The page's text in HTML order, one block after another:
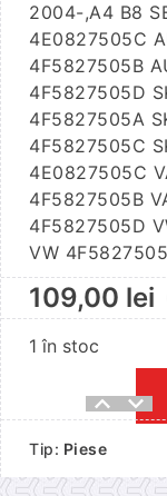
2004-,A4 B8
4E0827505C
4F5827505B
4F5827505D
4F5827505A
4F5827505C
4E0827505C
4F5827505B
4F5827505D
VW
109,00 lei
1 în stoc
Cantitate
Haion
Tip: Piese